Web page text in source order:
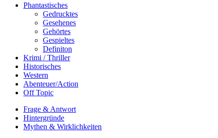
Phantastisches
Gedrucktes
Gesehenes
Gehörtes
Gespieltes
Definiton
Krimi / Thriller
Historisches
Western
Abenteuer/Action
Off Topic
Frage & Antwort
Hintergründe
Mythen & Wirklichkeiten